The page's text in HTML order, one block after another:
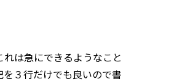
は急にできるようなこと
３行だけでも良いので書